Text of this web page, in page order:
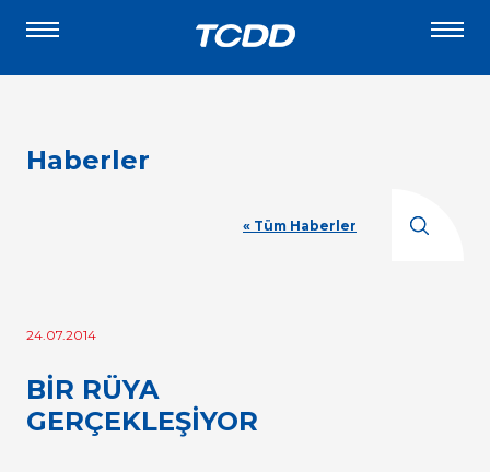
Haberler
« Tüm Haberler
24.07.2014
BİR RÜYA
GERÇEKLEŞİYOR